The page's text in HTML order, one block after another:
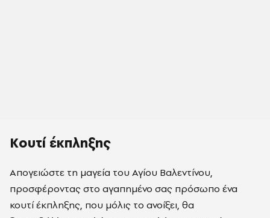
Κουτί έκπληξης
Απογειώστε τη μαγεία του Αγίου Βαλεντίνου,
προσφέροντας στο αγαπημένο σας πρόσωπο ένα
κουτί έκπληξης, που μόλις το ανοίξει, θα